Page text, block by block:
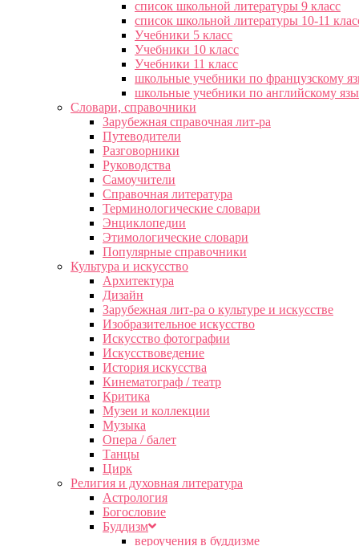
список школьной литературы 9 класс
список школьной литературы 10-11
Учебники 5 класс
Учебники 10 класс
Учебники 11 класс
школьные учебники по французскому
школьные учебники по английскому
Словари, справочники
Зарубежная справочная лит-ра
Путеводители
Разговорники
Руководства
Самоучители
Справочная литература
Терминологические словари
Энциклопедии
Этимологические словари
Популярные справочники
Культура и искусство
Архитектура
Дизайн
Зарубежная лит-ра о культуре и искусстве
Изобразительное искусство
Искусство фотографии
Искусствоведение
История искусства
Кинематограф / театр
Критика
Музеи и коллекции
Музыка
Опера / балет
Танцы
Цирк
Религия и духовная литература
Астрология
Богословие
Буддизм
вероучения в буддизме